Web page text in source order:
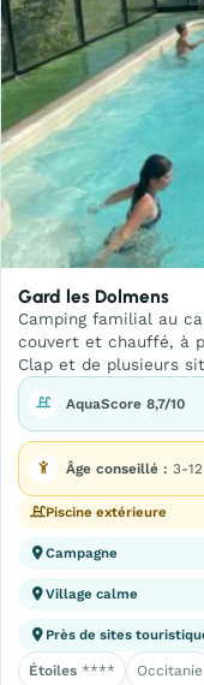
Gard les Dolmens
Camping familial au
couvert et chauffé, à
Clap et de plusieurs
AquaScore 8,7/10
Âge conseillé : 3-
Piscine extérieure
Campagne
Village calme
Près de sites
Étoiles **** Occitanie